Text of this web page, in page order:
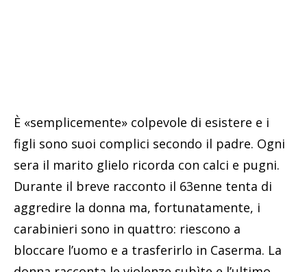
È «semplicemente» colpevole di esistere e i
figli sono suoi complici secondo il padre. Ogni
sera il marito glielo ricorda con calci e pugni.
Durante il breve racconto il 63enne tenta di
aggredire la donna ma, fortunatamente, i
carabinieri sono in quattro: riescono a
bloccare l’uomo e a trasferirlo in Caserma. La